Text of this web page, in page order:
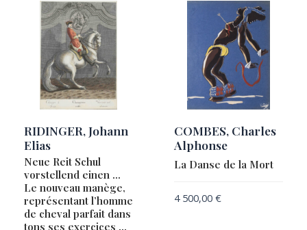
METELLUS, Johannes Matalius
MICH
MIDDLETON, George
MONTALBODDO, Fracanzano da
MOULLART-SANSON, Pierre
MÜNSTER, Sebastian
NOLIN Jean-Baptiste / CORONELLI, Vincenzo
NOLIN, Jean-Baptiste
OBERLIN, Edouard
ORTELIUS, Abraham
RIDINGER, Johann
Elias
Neue Reit Schul
vorstellend einen …
Le nouveau manège,
représentant l’homme
de cheval parfait dans
tons ses exercices …
COMBES, Charles
Alphonse
La Danse de la Mort
4 500,00 €